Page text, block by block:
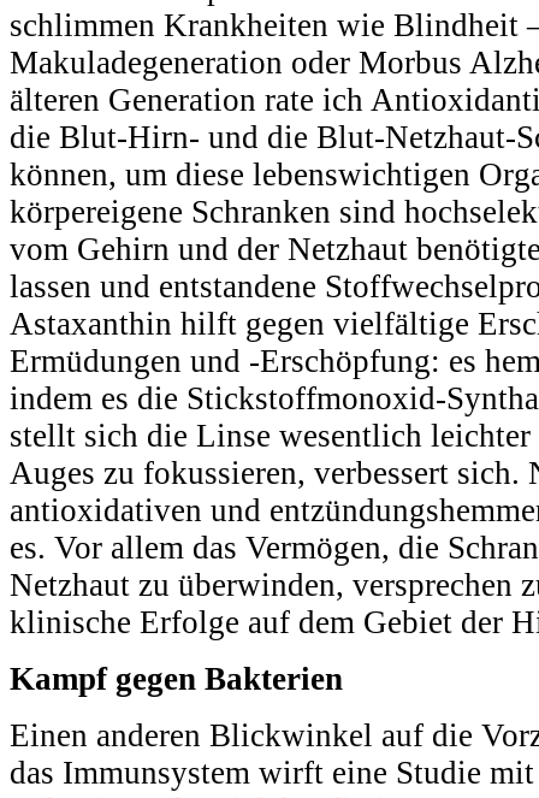
schlimmen Krankheiten wie Blindheit
Makuladegeneration oder Morbus
älteren Generation rate ich
die Blut-Hirn- und die Blut-Netzhaut-
können, um diese lebenswichtigen
körpereigene Schranken sind
vom Gehirn und der Netzhaut
lassen und entstandene
Astaxanthin hilft gegen vielfältige
Ermüdungen und -Erschöpfung: es
indem es die Stickstoffmonoxid-
stellt sich die Linse wesentlich
Auges zu fokussieren, verbessert
antioxidativen und
es. Vor allem das Vermögen, die
Netzhaut zu überwinden, versprechen
klinische Erfolge auf dem Gebiet der
Kampf gegen Bakterien
Einen anderen Blickwinkel auf die
das Immunsystem wirft eine Studie